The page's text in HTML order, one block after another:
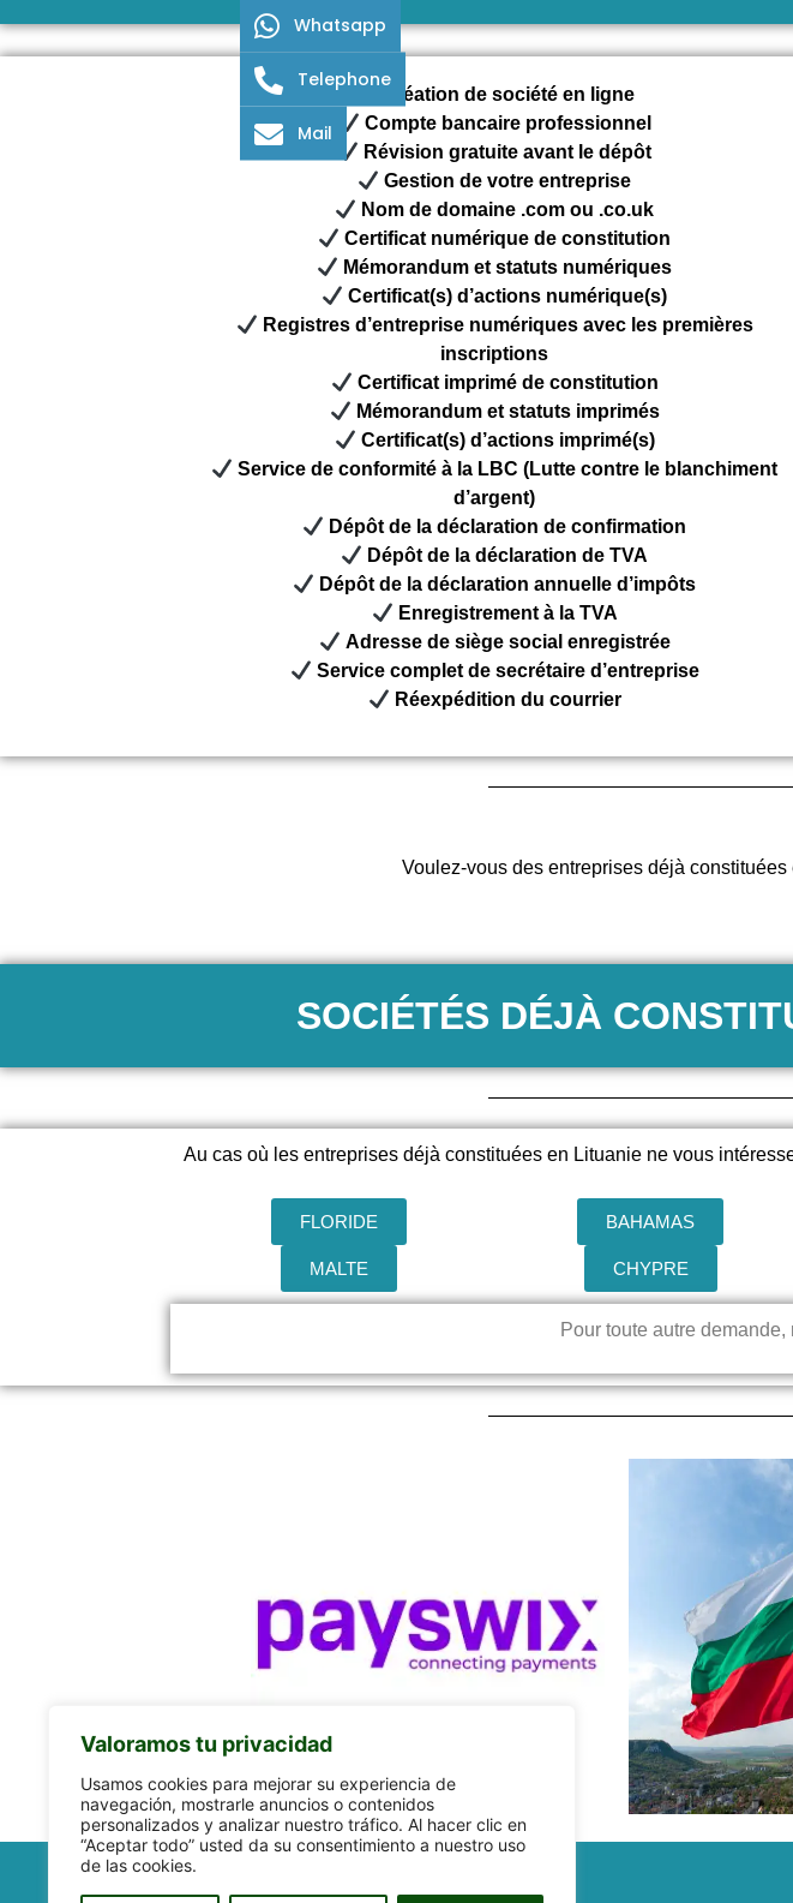
Valoramos tu privacidad
Usamos cookies para mejorar su experiencia de
navegación, mostrarle anuncios o contenidos
personalizados y analizar nuestro tráfico. Al hacer clic en
“Aceptar todo” usted da su consentimiento a nuestro uso
de las cookies.
Création de société en ligne
Compte bancaire professionnel
Révision gratuite avant le dépôt
Gestion de votre entreprise
Nom de domaine .com ou .co.uk
Certificat numérique de constitution
Mémorandum et statuts numériques
Certificat(s) d’actions numérique(s)
Registres d’entreprise numériques avec les premières
inscriptions
Certificat imprimé de constitution
Mémorandum et statuts imprimés
Certificat(s) d’actions imprimé(s)
Service de conformité à la LBC (Lutte contre le blanchiment
d’argent)
Dépôt de la déclaration de confirmation
Dépôt de la déclaration de TVA
Dépôt de la déclaration annuelle d’impôts
Enregistrement à la TVA
Adresse de siège social enregistrée
Service complet de secrétaire d’entreprise
Réexpédition du courrier
Voulez-vous des entreprises déjà
SOCIÉTÉS DÉJÀ
Au cas où les entreprises déjà constituées en Lituanie ne vous
FLORIDE BAHAMAS
MALTE CHYPRE
Pour toute autre demande,
Whatsapp
Telephone
Mail